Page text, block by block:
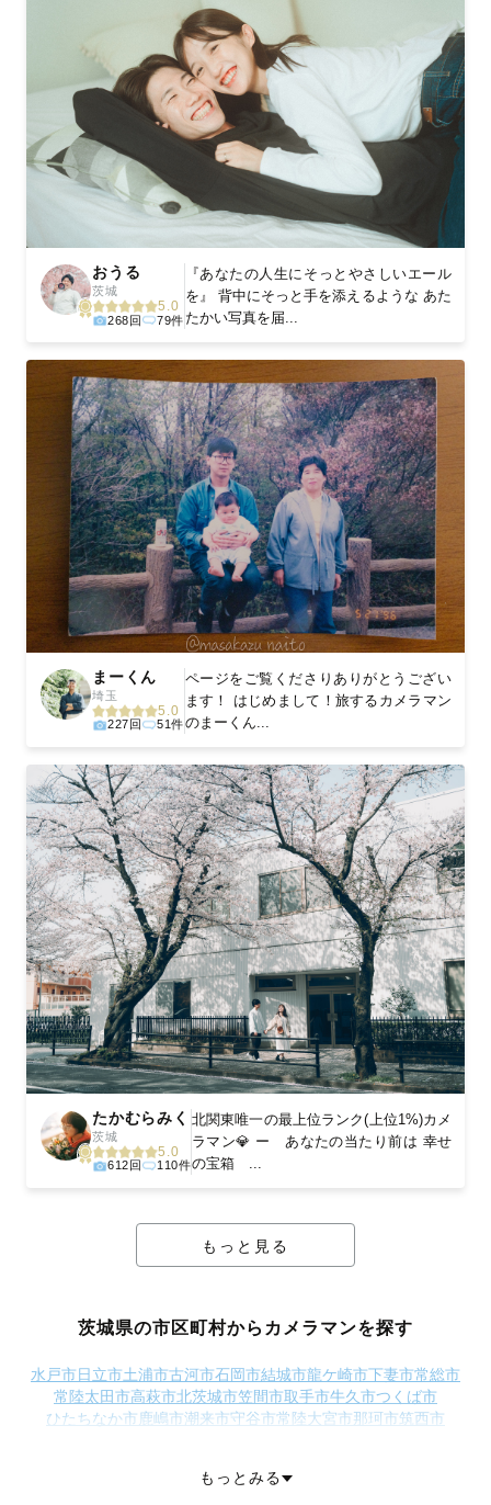
おうる
茨城
5.0
268回 79件
『あなたの人生にそっとやさしいエール
を』 背中にそっと手を添えるような あた
たかい写真を届...
まーくん
埼玉
5.0
227回 51件
ページをご覧くださりありがとうござい
ます！ はじめまして！旅するカメラマン
のまーくん...
たかむらみく
茨城
5.0
612回 110件
北関東唯一の最上位ランク(上位1%)カメ
ラマン💎 ー あなたの当たり前は 幸せ
の宝箱 ...
もっと見る
茨城県の市区町村からカメラマンを探す
水戸市日立市土浦市古河市石岡市結城市龍ケ崎市下妻市常総市
常陸太田市高萩市北茨城市笠間市取手市牛久市つくば市
ひたちなか市鹿嶋市潮来市守谷市常陸大宮市那珂市筑西市
那珂郡東海村久慈郡大子町
もっとみる